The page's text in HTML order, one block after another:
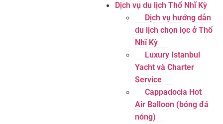
Dịch vụ du lịch Thổ Nhĩ Kỳ
Dịch vụ hướng dẫn
du lịch chọn lọc ở Thổ
Nhĩ Kỳ
Luxury Istanbul
Yacht và Charter
Service
Cappadocia Hot
Air Balloon (bóng đá
nóng)